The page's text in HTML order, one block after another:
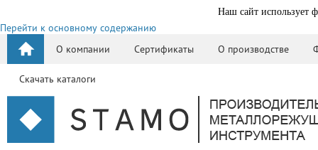
Наш сайт использует
Перейти к основному содержанию
О компании
Сертификаты О производстве
Скачать каталоги